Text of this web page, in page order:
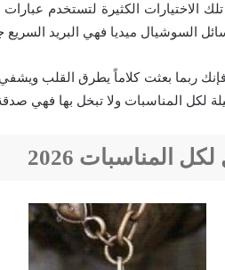
الاختيارات الكثيرة لتستخدم
السوشيال ميديا فهي البريد السريع
ربما بعثت كلاماً يطرق القلب
لكل المناسبات ولا تبخل بها فهي
المناسبات 2026